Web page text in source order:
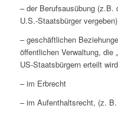
– der Berufsausübung (z.B.
U.S.-Staatsbürger vergeben)
– geschäftlichen
öffentlichen Verwaltung, die
US-Staatsbürgern erteilt
– im Erbrecht
– im Aufenthaltsrecht, (z.